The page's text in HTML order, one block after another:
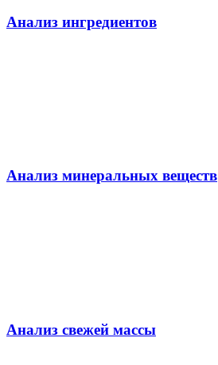
Анализ ингредиентов
Анализ минеральных веществ
Анализ свежей массы